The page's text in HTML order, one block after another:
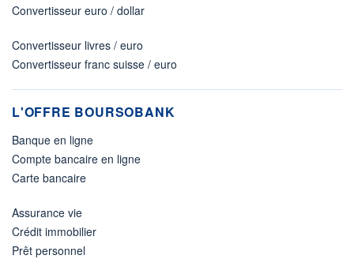
Convertisseur euro / dollar
Convertisseur livres / euro
Convertisseur franc suisse / euro
L'OFFRE BOURSOBANK
Banque en ligne
Compte bancaire en ligne
Carte bancaire
Assurance vie
Crédit immobilier
Prêt personnel